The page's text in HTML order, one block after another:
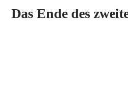
Das Ende des